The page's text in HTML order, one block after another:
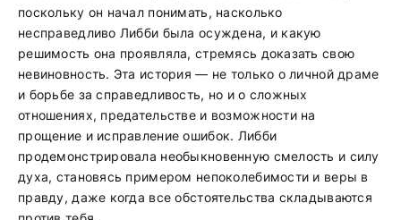
поскольку он начал понимать, насколько
несправедливо Либби была осуждена, и какую
решимость она проявляла, стремясь доказать свою
невиновность. Эта история — не только о личной драме
и борьбе за справедливость, но и о сложных
отношениях, предательстве и возможности на
прощение и исправление ошибок. Либби
продемонстрировала необыкновенную смелость и силу
духа, становясь примером непоколебимости и веры в
правду, даже когда все обстоятельства складываются